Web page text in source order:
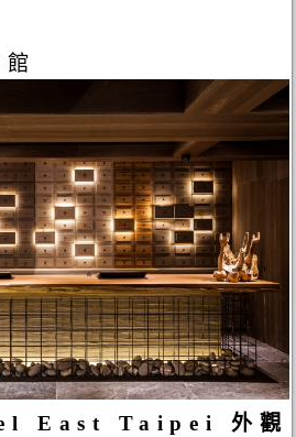
East Taipei 外觀